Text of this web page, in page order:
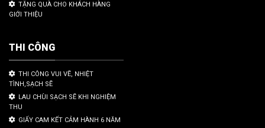
TẶNG QUÀ CHO KHÁCH HÀNG
GIỚI THIỆU
THI CÔNG
THI CÔNG VUI VẼ, NHIỆT
TÌNH,SẠCH SẼ
LAU CHÙI SẠCH SẼ KHI NGHIỆM
THU
GIẤY CAM KẾT CẢM HÀNH 6 NĂM